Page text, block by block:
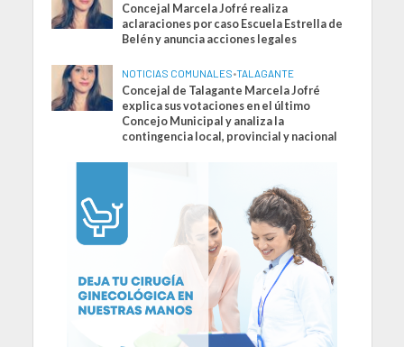
Concejal Marcela Jofré realiza
aclaraciones por caso Escuela Estrella de
Belén y anuncia acciones legales
NOTICIAS COMUNALES•TALAGANTE
Concejal de Talagante Marcela Jofré
explica sus votaciones en el último
Concejo Municipal y analiza la
contingencia local, provincial y nacional